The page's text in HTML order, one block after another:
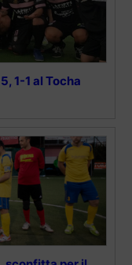
1-1 al Tocha